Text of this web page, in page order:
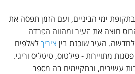
ימי הביניים, ועם הזמן תפסה את
חוצה את העיר ומהווה הפרדה
העיר שוכנת בין ציריךלאלפים
מתויירות - פילטוס, טיטליס וריגי.
עשירים, ומתקיימים בה מספר